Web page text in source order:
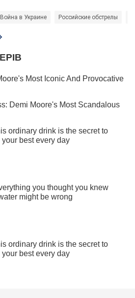
Война в Украине Российские обстрелы